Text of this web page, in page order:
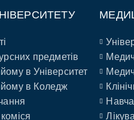
предметів
в Університет
в Коледж